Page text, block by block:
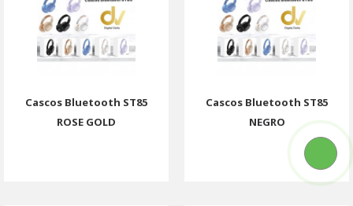
Cascos Bluetooth ST85
ROSE GOLD
Cascos Bluetooth ST85
NEGRO